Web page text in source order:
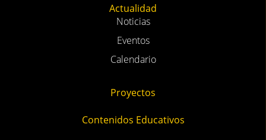
Actualidad
Noticias
Eventos
Calendario
Proyectos
Contenidos Educativos